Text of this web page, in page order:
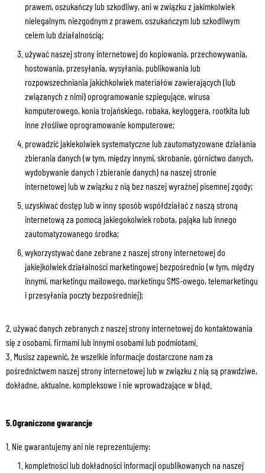
prawem, oszukańczy lub szkodliwy, ani w związku z jakimkolwiek
nielegalnym, niezgodnym z prawem, oszukańczym lub szkodliwym
celem lub działalnością;
używać naszej strony internetowej do kopiowania, przechowywania,
hostowania, przesyłania, wysyłania, publikowania lub
rozpowszechniania jakichkolwiek materiałów zawierających (lub
związanych z nimi) oprogramowanie szpiegujące, wirusa
komputerowego, konia trojańskiego, robaka, keyloggera, rootkita lub
inne złośliwe oprogramowanie komputerowe;
prowadzić jakiekolwiek systematyczne lub zautomatyzowane działania
zbierania danych (w tym, między innymi, skrobanie, górnictwo danych,
wydobywanie danych i zbieranie danych) na naszej stronie
internetowej lub w związku z nią bez naszej wyraźnej pisemnej zgody;
uzyskiwać dostęp lub w inny sposób współdziałać z naszą stroną
internetową za pomocą jakiegokolwiek robota, pająka lub innego
zautomatyzowanego środka;
wykorzystywać dane zebrane z naszej strony internetowej do
jakiejkolwiek działalności marketingowej bezpośrednio (w tym, między
innymi, marketingu mailowego, marketingu SMS-owego, telemarketingu
i przesyłania poczty bezpośredniej);
2. używać danych zebranych z naszej strony internetowej do kontaktowania
się z osobami, firmami lub innymi osobami lub podmiotami.
3. Musisz zapewnić, że wszelkie informacje dostarczone nam za
pośrednictwem naszej strony internetowej lub w związku z nią są prawdziwe,
dokładne, aktualne, kompleksowe i nie wprowadzające w błąd.
5.Ograniczone gwarancje
1. Nie gwarantujemy ani nie reprezentujemy:
kompletności lub dokładności informacji opublikowanych na naszej